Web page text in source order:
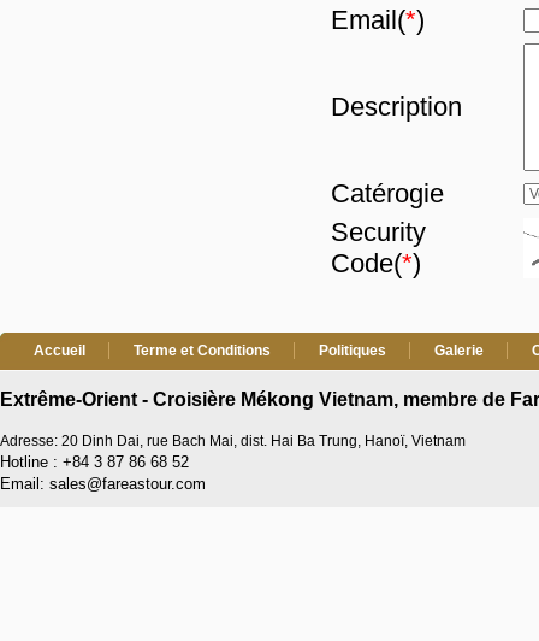
Email(*)
Description
Catérogie
Security
Code(*)
Accueil Terme et Conditions Politiques Galerie
Extrême-Orient - Croisière Mékong Vietnam, membre de
Adresse: 20 Dinh Dai, rue Bach Mai, dist. Hai Ba Trung, Hanoï, Vietnam
Hotline : +84 3 87 86 68 52
Email: sales@fareastour.com